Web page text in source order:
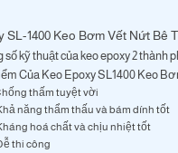
SL-1400 Keo Bơm Vết Nứt Bê
số kỹ thuật của keo epoxy 2 thành
Của Keo Epoxy SL1400 Keo
thấm tuyệt vời
năng thẩm thấu và bám dính tốt
hoá chất và chịu nhiệt tốt
thi công